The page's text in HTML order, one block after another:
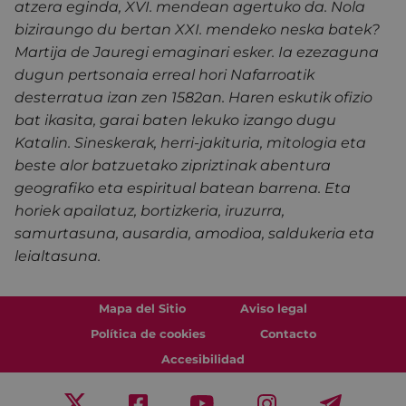
atzera eginda, XVI. mendean agertuko da. Nola
biziraungo du bertan XXI. mendeko neska batek?
Martija de Jauregi emaginari esker. Ia ezezaguna
dugun pertsonaia erreal hori Nafarroatik
desterratua izan zen 1582an. Haren eskutik ofizio
bat ikasita, garai baten lekuko izango dugu
Katalin. Sineskerak, herri-jakituria, mitologia eta
beste alor batzuetako zipriztinak abentura
geografiko eta espiritual batean barrena. Eta
horiek apailatuz, bortizkeria, iruzurra,
samurtasuna, ausardia, amodioa, saldukeria eta
leialtasuna.
Mapa del Sitio
Aviso legal
Política de cookies
Contacto
Accesibilidad